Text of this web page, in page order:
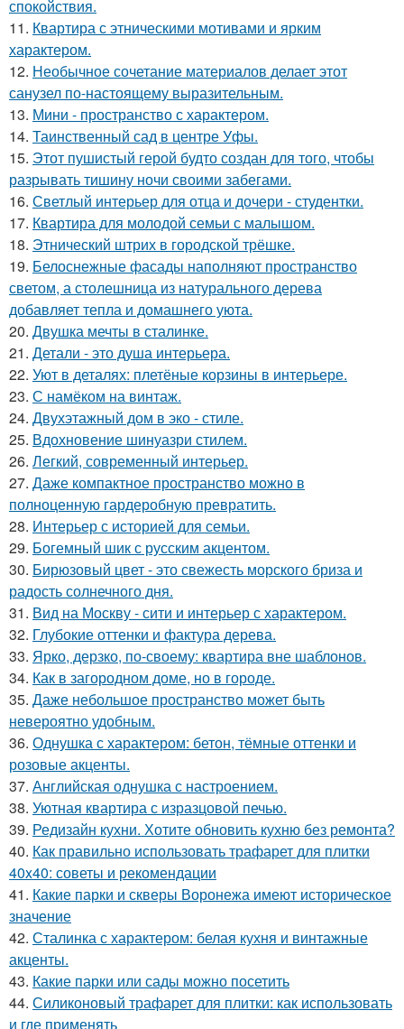
спокойствия.
11. Квартира с этническими мотивами и ярким
характером.
12. Необычное сочетание материалов делает этот
санузел по-настоящему выразительным.
13. Мини - пространство с характером.
14. Таинственный сад в центре Уфы.
15. Этот пушистый герой будто создан для того, чтобы
разрывать тишину ночи своими забегами.
16. Светлый интерьер для отца и дочери - студентки.
17. Квартира для молодой семьи с малышом.
18. Этнический штрих в городской трёшке.
19. Белоснежные фасады наполняют пространство
светом, а столешница из натурального дерева
добавляет тепла и домашнего уюта.
20. Двушка мечты в сталинке.
21. Детали - это душа интерьера.
22. Уют в деталях: плетёные корзины в интерьере.
23. С намёком на винтаж.
24. Двухэтажный дом в эко - стиле.
25. Вдохновение шинуазри стилем.
26. Легкий, современный интерьер.
27. Даже компактное пространство можно в
полноценную гардеробную превратить.
28. Интерьер с историей для семьи.
29. Богемный шик с русским акцентом.
30. Бирюзовый цвет - это свежесть морского бриза и
радость солнечного дня.
31. Вид на Москву - сити и интерьер с характером.
32. Глубокие оттенки и фактура дерева.
33. Ярко, дерзко, по-своему: квартира вне шаблонов.
34. Как в загородном доме, но в городе.
35. Даже небольшое пространство может быть
невероятно удобным.
36. Однушка с характером: бетон, тёмные оттенки и
розовые акценты.
37. Английская однушка с настроением.
38. Уютная квартира с изразцовой печью.
39. Редизайн кухни. Хотите обновить кухню без ремонта?
40. Как правильно использовать трафарет для плитки
40x40: советы и рекомендации
41. Какие парки и скверы Воронежа имеют историческое
значение
42. Сталинка с характером: белая кухня и винтажные
акценты.
43. Какие парки или сады можно посетить
44. Силиконовый трафарет для плитки: как использовать
и где применять